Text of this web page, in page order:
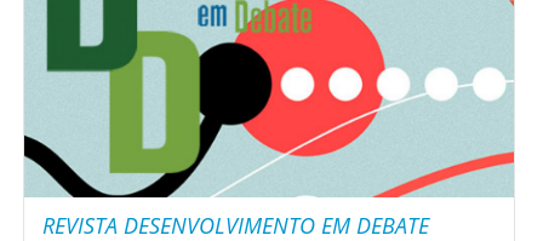
REVISTA DESENVOLVIMENTO EM DEBATE